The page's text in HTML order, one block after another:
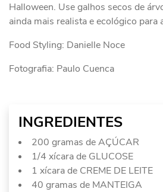
Halloween. Use galhos secos de
ainda mais realista e ecológico para
Food Styling: Danielle Noce
Fotografia: Paulo Cuenca
INGREDIENTES
200 gramas de AÇÚCAR
1/4 xícara de GLUCOSE
1 xícara de CREME DE LEITE
40 gramas de MANTEIGA